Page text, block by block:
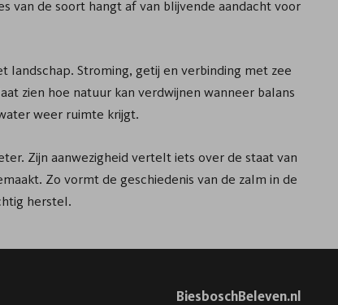
van de soort hangt af van blijvende aandacht voor
landschap. Stroming, getij en verbinding met zee
zien hoe natuur kan verdwijnen wanneer balans
weer ruimte krijgt.
Zijn aanwezigheid vertelt iets over de staat van
Zo vormt de geschiedenis van de zalm in de
herstel.
BiesboschBeleven.nl